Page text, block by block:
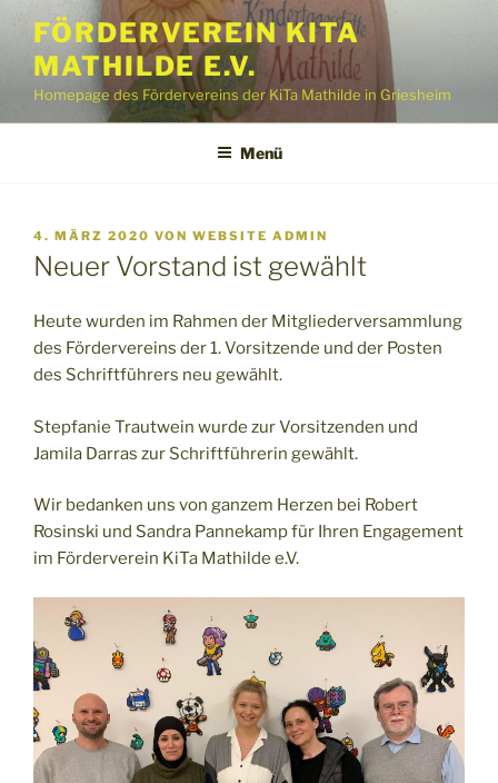
Inhalt
springen
FÖRDERVEREIN KITA
MATHILDE E.V.
Homepage des Fördervereins der KiTa Mathilde in Griesheim
Menü
VERÖFFENTLICHT
AM
4. MÄRZ 2020 VON WEBSITE ADMIN
Neuer Vorstand ist gewählt
Heute wurden im Rahmen der Mitgliederversammlung
des Fördervereins der 1. Vorsitzende und der Posten
des Schriftführers neu gewählt.
Stepfanie Trautwein wurde zur Vorsitzenden und
Jamila Darras zur Schriftführerin gewählt.
Wir bedanken uns von ganzem Herzen bei Robert
Rosinski und Sandra Pannekamp für Ihren Engagement
im Förderverein KiTa Mathilde e.V.